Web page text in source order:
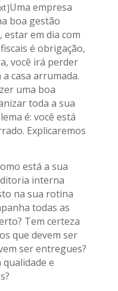
Uma empresa
boa gestão
estar em dia com
é obrigação,
você irá perder
casa arrumada.
uma boa
toda a sua
é: você está
Explicaremos
está a sua
interna
na sua rotina
todas as
Tem certeza
que devem ser
ser entregues?
e